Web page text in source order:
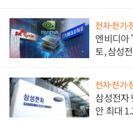
전자·전기·
엔비디아
토, 삼성
전자·전기·
삼성전자
안 최대